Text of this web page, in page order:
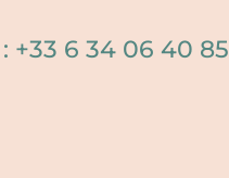
+33 6 34 06 40 85